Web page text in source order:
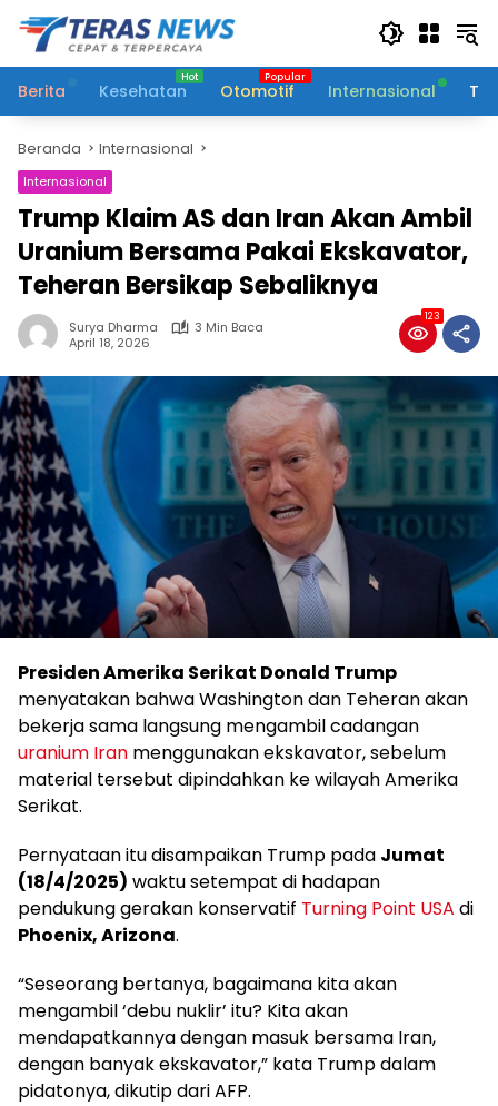
Langsung
konten
Berita
Kesehatan Otomotif Internasional
Beranda Internasional
Internasional
Trump Klaim AS dan Iran Akan Ambil
Uranium Bersama Pakai Ekskavator,
Teheran Bersikap Sebaliknya
Surya Dharma
3 Min Baca
April 18, 2026
123
Presiden Amerika Serikat Donald Trump
menyatakan bahwa Washington dan Teheran akan
bekerja sama langsung mengambil cadangan
uranium Iran menggunakan ekskavator, sebelum
material tersebut dipindahkan ke wilayah Amerika
Serikat.
Pernyataan itu disampaikan Trump pada Jumat
(18/4/2025) waktu setempat di hadapan
pendukung gerakan konservatif Turning Point USA di
Phoenix, Arizona.
“Seseorang bertanya, bagaimana kita akan
mengambil ‘debu nuklir’ itu? Kita akan
mendapatkannya dengan masuk bersama Iran,
dengan banyak ekskavator,” kata Trump dalam
pidatonya, dikutip dari AFP.